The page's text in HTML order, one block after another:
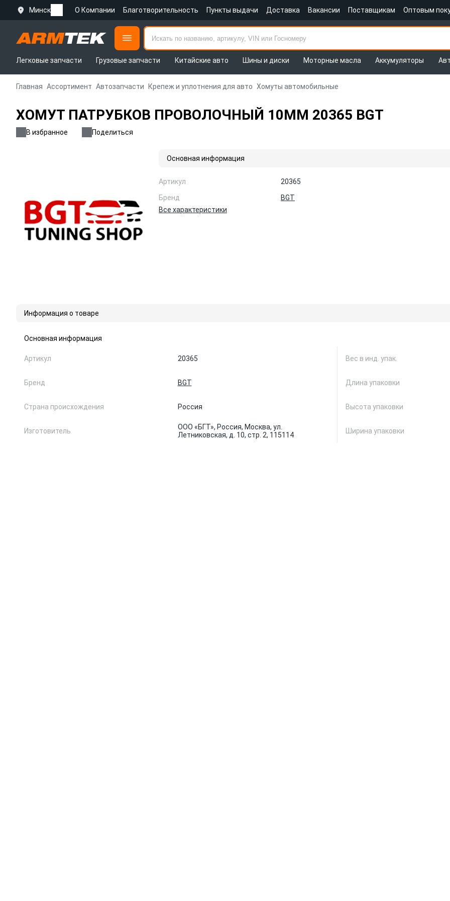
Минск О Компании Благотворительность Пункты выдачи Доставка Вакансии Поставщикам Оптовым
Легковые запчасти
Грузовые запчасти Китайские авто Шины и диски Моторные масла Аккумуляторы
Главная Ассортимент Автозапчасти Крепеж и уплотнения для авто Хомуты автомобильные
ХОМУТ ПАТРУБКОВ ПРОВОЛОЧНЫЙ 10ММ 20365 BGT
В избранное Поделиться
Основная информация
Артикул
20365
Бренд
BGT
Все характеристики
Информация о товаре
Основная информация
Артикул 20365
Бренд BGT
Страна происхождения Россия
Изготовитель
ООО «БГТ», Россия, Москва, ул.
Летниковская, д. 10, стр. 2, 115114
Вес в инд. упак.
Длина упаковки
Высота упаковки
Ширина упаковки